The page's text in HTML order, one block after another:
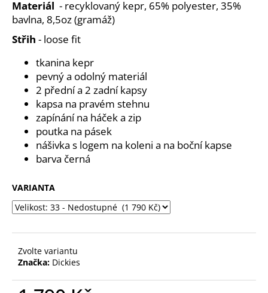
Materiál - recyklovaný kepr, 65% polyester, 35%
bavlna, 8,5oz (gramáž)
Střih - loose fit
tkanina kepr
pevný a odolný materiál
2 přední a 2 zadní kapsy
kapsa na pravém stehnu
zapínání na háček a zip
poutka na pásek
nášivka s logem na koleni a na boční kapse
barva černá
VARIANTA
Zvolte variantu
Značka: Dickies
D
o
p